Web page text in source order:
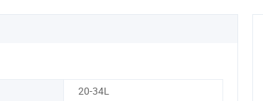
20-34L